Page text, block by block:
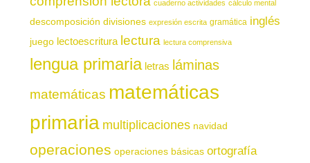
cuaderno actividades cálculo mental
descomposición divisiones expresión escrita gramática inglés
juego lectoescritura lectura lectura comprensiva
lengua primaria letras láminas
matemáticas matemáticas
primaria multiplicaciones navidad
operaciones operaciones básicas ortografía